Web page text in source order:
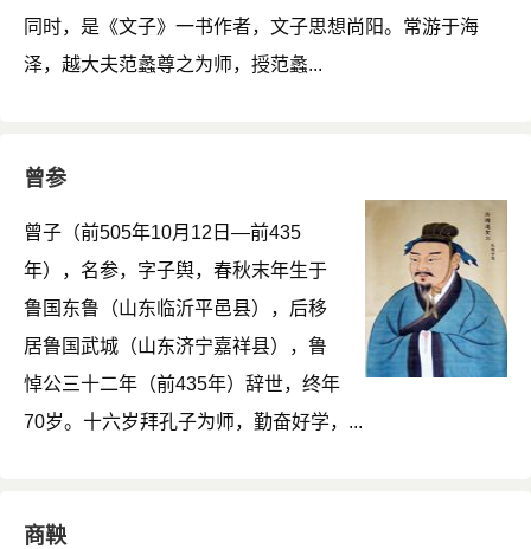
同时，是《文子》一书作者，文子思想尚阳。常游于海
泽，越大夫范蠡尊之为师，授范蠡...
曾参
曾子（前505年10月12日—前435
年），名参，字子舆，春秋末年生于
鲁国东鲁（山东临沂平邑县），后移
居鲁国武城（山东济宁嘉祥县），鲁
悼公三十二年（前435年）辞世，终年
70岁。十六岁拜孔子为师，勤奋好学，...
商鞅